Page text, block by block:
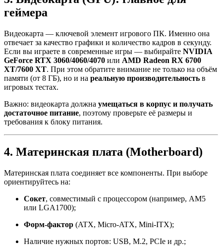
геймера
Видеокарта — ключевой элемент игрового ПК. Именно она
отвечает за качество графики и количество кадров в секунду.
Если вы играете в современные игры — выбирайте NVIDIA
GeForce RTX 3060/4060/4070 или AMD Radeon RX 6700
XT/7600 XT. При этом обратите внимание не только на объём
памяти (от 8 ГБ), но и на реальную производительность в
игровых тестах.
Важно: видеокарта должна умещаться в корпус и получать
достаточное питание, поэтому проверьте её размеры и
требования к блоку питания.
4. Материнская плата (Motherboard)
Материнская плата соединяет все компоненты. При выборе
ориентируйтесь на:
Сокет, совместимый с процессором (например, AM5
или LGA1700);
Форм-фактор (ATX, Micro-ATX, Mini-ITX);
Наличие нужных портов: USB, M.2, PCIe и др.;